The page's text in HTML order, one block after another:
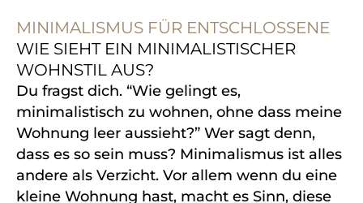
MINIMALISMUS FÜR ENTSCHLOSSENE
WIE SIEHT EIN MINIMALISTISCHER
WOHNSTIL AUS?
Du fragst dich. “Wie gelingt es,
minimalistisch zu wohnen, ohne dass meine
Wohnung leer aussieht?” Wer sagt denn,
dass es so sein muss? Minimalismus ist alles
andere als Verzicht. Vor allem wenn du eine
kleine Wohnung hast, macht es Sinn, diese